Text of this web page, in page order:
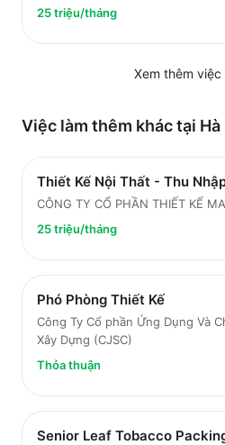
25 triệu/tháng
Xem thêm việc
Việc làm thêm khác tại Hà
Thiết Kế Nội Thất - Thu
CÔNG TY CỔ PHẦN THIẾT KẾ
25 triệu/tháng
Phó Phòng Thiết Kế
Công Ty Cổ phần Ứng Dụng Và
Xây Dựng (CJSC)
Thỏa thuận
Senior Leaf Tobacco